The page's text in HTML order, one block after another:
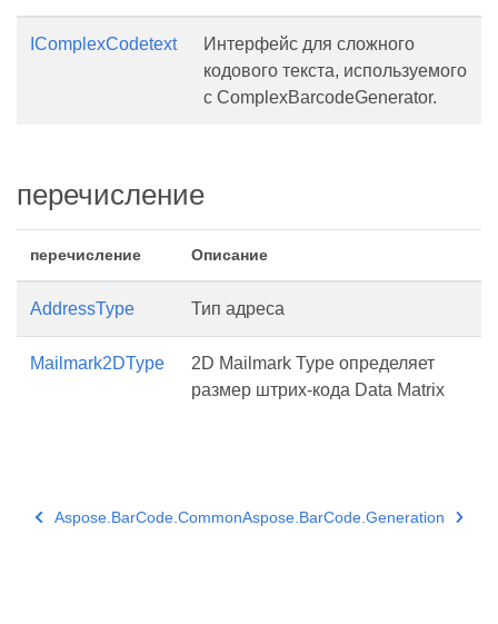
IComplexCodetext
Интерфейс для сложного
кодового текста, используемого
с ComplexBarcodeGenerator.
перечисление
перечисление Описание
AddressType Тип адреса
Mailmark2DType
2D Mailmark Type определяет
размер штрих-кода Data Matrix
Aspose.BarCode.CommonAspose.BarCode.Generation